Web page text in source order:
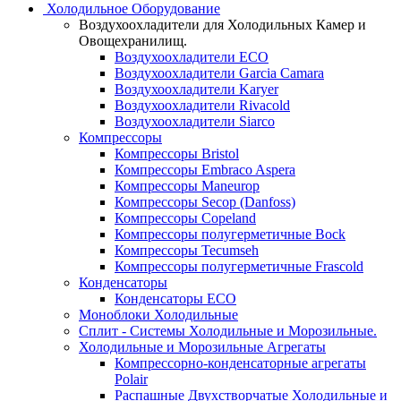
Холодильное Оборудование
Воздухоохладители для Холодильных Камер и
Овощехранилищ.
Воздухоохладители ECO
Воздухоохладители Garcia Camara
Воздухоохладители Karyer
Воздухоохладители Rivacold
Воздухоохладители Siarco
Компрессоры
Компрессоры Bristol
Компрессоры Embraco Aspera
Компрессоры Maneurop
Компрессоры Secop (Danfoss)
Компрессоры Copeland
Компрессоры полугерметичные Bock
Компрессоры Tecumseh
Компрессоры полугерметичные Frascold
Конденсаторы
Конденсаторы ECO
Моноблоки Холодильные
Сплит - Системы Холодильные и Морозильные.
Холодильные и Морозильные Агрегаты
Компрессорно-конденсаторные агрегаты
Polair
Распашные Двухстворчатые Холодильные и